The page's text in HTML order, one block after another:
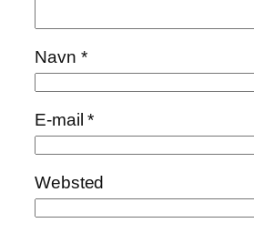
Navn *
E-mail*
Websted